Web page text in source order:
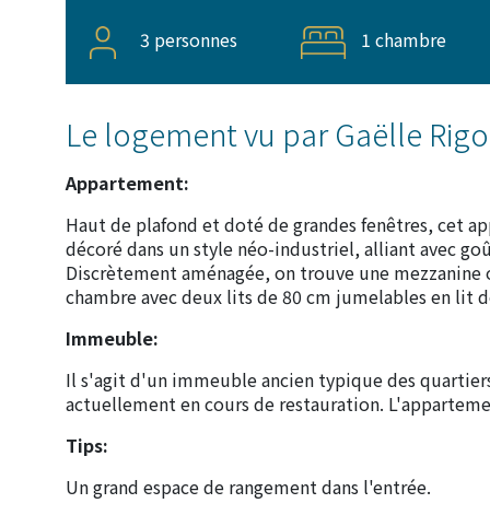
3 personnes 1 chambre
Le logement vu par Gaëlle
Appartement:
Haut de plafond et doté de grandes fenêtres, cet
décoré dans un style néo-industriel, alliant avec
Discrètement aménagée, on trouve une
chambre avec deux lits de 80 cm jumelables en lit
Immeuble:
Il s'agit d'un immeuble ancien typique des
actuellement en cours de restauration.
Tips:
Un grand espace de rangement dans l'entrée.